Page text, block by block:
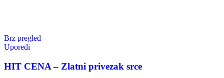
Brz pregled
Uporedi
HIT CENA – Zlatni privezak srce